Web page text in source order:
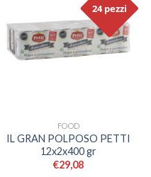
24 pezzi
FOOD
IL GRAN POLPOSO PETTI
12x2x400 gr
€29,08